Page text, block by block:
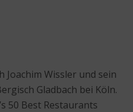
Joachim Wissler und sein
Gladbach bei Köln.
50 Best Restaurants